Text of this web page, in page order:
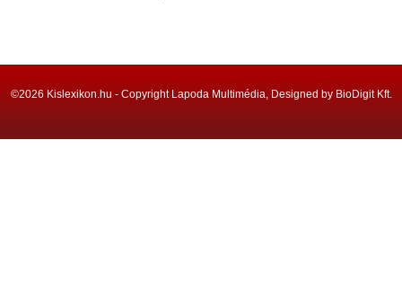
©2026 Kislexikon.hu - Copyright Lapoda Multimédia, Designed by BioDigit Kft.